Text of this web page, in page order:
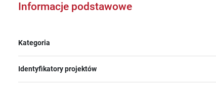
Informacje podstawowe
Kategoria
Identyfikatory projektów